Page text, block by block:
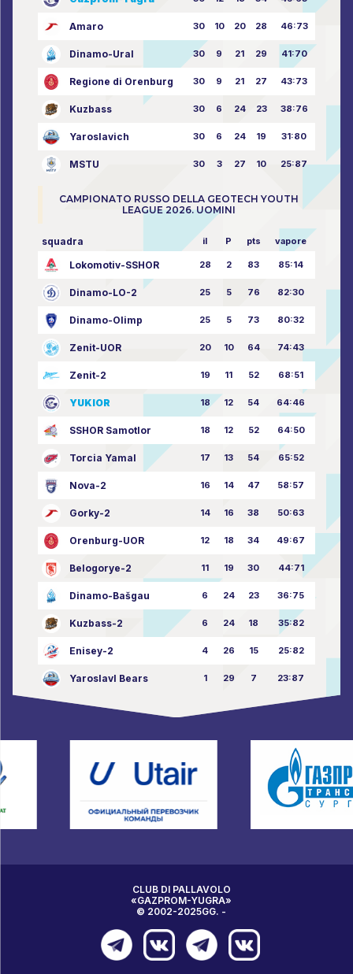
Amaro 30 10 20 28 46:73
Dinamo-Ural 30 9 21 29 41:70
Regione di Orenburg 30 9 21 27 43:73
Kuzbass 30 6 24 23 38:76
Yaroslavich 30 6 24 19 31:80
MSTU 30 3 27 10 25:87
CAMPIONATO RUSSO DELLA GEOTECH YOUTH
LEAGUE 2026. UOMINI
squadra il P pts vapore
Lokomotiv-SSHOR 28 2 83 85:14
Dinamo-LO-2 25 5 76 82:30
Dinamo-Olimp 25 5 73 80:32
Zenit-UOR 20 10 64 74:43
Zenit-2 19 11 52 68:51
YUKIOR 18 12 54 64:46
SSHOR Samotlor 18 12 52 64:50
Torcia Yamal 17 13 54 65:52
Nova-2 16 14 47 58:57
Gorky-2 14 16 38 50:63
Orenburg-UOR 12 18 34 49:67
Belogorye-2 11 19 30 44:71
Dinamo-Bašgau 6 24 23 36:75
Kuzbass-2 6 24 18 35:82
Enisey-2 4 26 15 25:82
Yaroslavl Bears 1 29 7 23:87
CLUB DI PALLAVOLO
«GAZPROM-YUGRA»
© 2002-2025GG. -